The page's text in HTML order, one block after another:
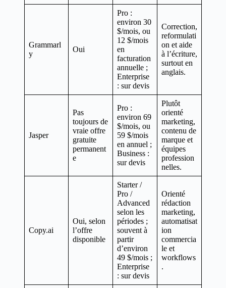
Grammarl
y
Oui
Pro :
environ 30
$/mois, ou
12 $/mois
en
facturation
annuelle ;
Enterprise
: sur devis
Correction,
reformulati
on et aide
à l’écriture,
surtout en
anglais.
Jasper
Pas
toujours de
vraie offre
gratuite
permanent
e
Pro :
environ 69
$/mois, ou
59 $/mois
en annuel ;
Business :
sur devis
Plutôt
orienté
marketing,
contenu de
marque et
équipes
profession
nelles.
Copy.ai
Oui, selon
l’offre
disponible
Starter /
Pro /
Advanced
selon les
périodes ;
souvent à
partir
d’environ
49 $/mois ;
Enterprise
: sur devis
Orienté
rédaction
marketing,
automatisat
ion
commercia
le et
workflows
.